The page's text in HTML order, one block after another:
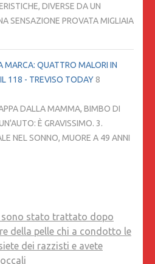
DIVERSE DA UN
SENSAZIONE PROVATA MIGLIAIA
MARCA: QUATTRO MALORI IN
118 - TREVISO TODAY8
DALLA MAMMA, BIMBO DI
È GRAVISSIMO. 3.
NEL SONNO, MUORE A 49 ANNI
sono stato trattato dopo
della pelle chi a condotto le
dei razzisti e avete